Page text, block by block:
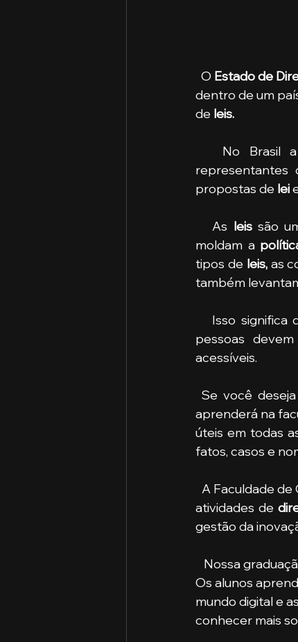
  O
Estado de
dentro de um
de leis.
No
representantes
propostas de lei
   As
leis são
moldam a
tipos de leis, as
também
pessoas
acessíveis.
Se você
aprenderá na
úteis em todas
fatos, casos e
atividades de
gestão da
Os alunos
mundo digital e
conhecer mais